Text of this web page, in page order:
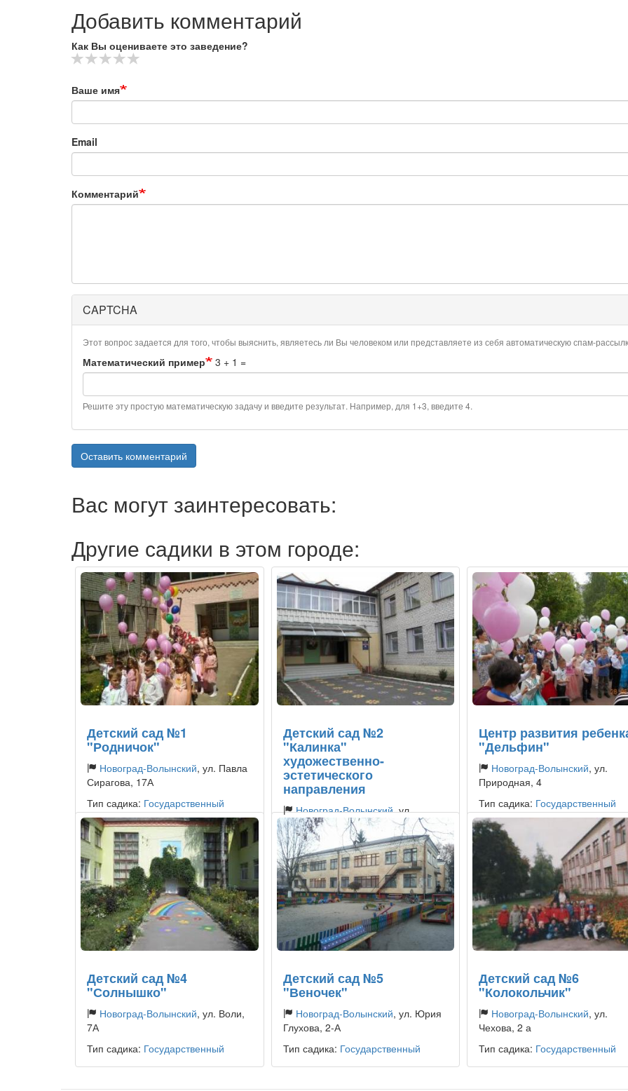
Добавить комментарий
Как Вы оцениваете это заведение?
Ваше имя
Email
Комментарий
CAPTCHA
Этот вопрос задается для того, чтобы выяснить, являетесь ли Вы человеком или представляете из себя автоматическую спам-
Математический пример 3 + 1 =
Решите эту простую математическую задачу и введите результат. Например, для 1+3, введите 4.
Оставить комментарий
Вас могут заинтересовать:
Другие садики в этом городе:
Детский сад №1
"Родничок"
Новоград-Волынский, ул. Павла
Сирагова, 17А
Тип садика: Государственный
Детский сад №2
"Калинка"
художественно-
эстетического
направления
Новоград-Волынский, ул.
Академика Лисина, 24
Тип садика:Государственный
Центр развития
"Дельфин"
Новоград-Волынский, ул.
Природная, 4
Тип садика: Государственный
Детский сад №4
"Солнышко"
Новоград-Волынский, ул. Воли,
7А
Тип садика: Государственный
Детский сад №5
"Веночек"
Новоград-Волынский, ул. Юрия
Глухова, 2-А
Тип садика: Государственный
Детский сад №6
"Колокольчик"
Новоград-Волынский, ул.
Чехова, 2 а
Тип садика: Государственный